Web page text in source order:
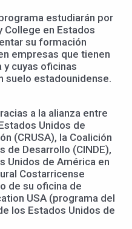
estudiarán por
College en Estados
su formación
empresas que tienen
y cuyas oficinas
suelo estadounidense.
a la alianza entre
Unidos de
(CRUSA), la Coalición
de Desarrollo (CINDE),
Unidos de América en
Costarricense
de su oficina de
USA (programa del
los Estados Unidos de